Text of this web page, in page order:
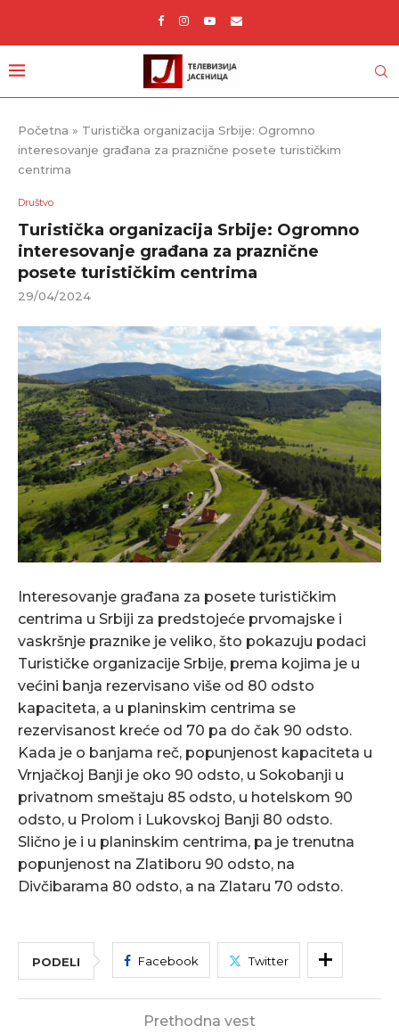
Početna » Turistička organizacija Srbije: Ogromno
interesovanje građana za praznične posete turističkim
centrima
Društvo
Turistička organizacija Srbije: Ogromno
interesovanje građana za praznične
posete turističkim centrima
29/04/2024
Interesovanje građana za posete turističkim
centrima u Srbiji za predstojeće prvomajske i
vaskršnje praznike je veliko, što pokazuju podaci
Turističke organizacije Srbije, prema kojima je u
većini banja rezervisano više od 80 odsto
kapaciteta, a u planinskim centrima se
rezervisanost kreće od 70 pa do čak 90 odsto.
Kada je o banjama reč, popunjenost kapaciteta u
Vrnjačkoj Banji je oko 90 odsto, u Sokobanji u
privatnom smeštaju 85 odsto, u hotelskom 90
odsto, u Prolom i Lukovskoj Banji 80 odsto.
Slično je i u planinskim centrima, pa je trenutna
popunjenost na Zlatiboru 90 odsto, na
Divčibarama 80 odsto, a na Zlataru 70 odsto.
PODELI Facebook Twitter
Prethodna vest